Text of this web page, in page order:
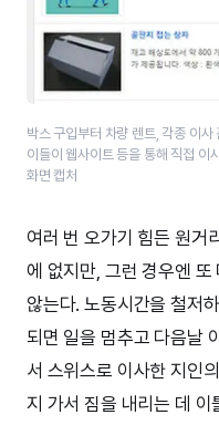
박스 구입부터 차량 렌트, 각종 이사
이들이 웹사이트 등을 통해 직접 이
화면 캡처
여러 번 오가기 힘든 원거
에 없지만, 그런 경우엔 또
않는다. 노동시간을 철저
되면 일을 멈추고 다음날
서 스위스로 이사한 지인
지 가서 짐을 내리는 데 이